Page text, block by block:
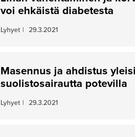
voi ehkäistä diabetesta
Lyhyet | 29.3.2021
Masennus ja ahdistus
suolistosairautta potevilla
Lyhyet | 29.3.2021